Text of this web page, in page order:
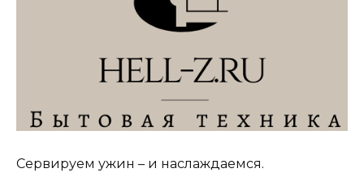
Сервируем ужин – и наслаждаемся.